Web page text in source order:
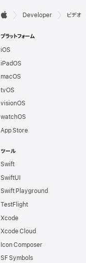
デ
ベ
ロ
ッ
パ
向
け
フ
ッ
タ

Developer ビデオ
プラットフォーム
iOS
iPadOS
macOS
tvOS
visionOS
watchOS
App Store
ツール
Swift
SwiftUI
Swift Playground
TestFlight
Xcode
Xcode Cloud
Icon Composer
SF Symbols